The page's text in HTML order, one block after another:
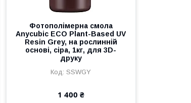
Фотополімерна смола
Anycubic ECO Plant-Based UV
Resin Grey, на рослинній
основі, сіра, 1кг, для 3D-
друку
SSWGY
1 400 ₴